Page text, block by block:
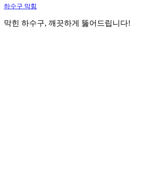
하수구 막힘
막힌 하수구, 깨끗하게 뚫어드립니다!